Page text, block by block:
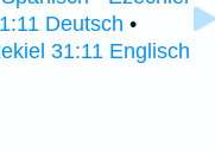
Deutsch •
31:11 Englisch